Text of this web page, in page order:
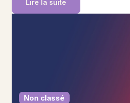
Lire la suite
Non classé